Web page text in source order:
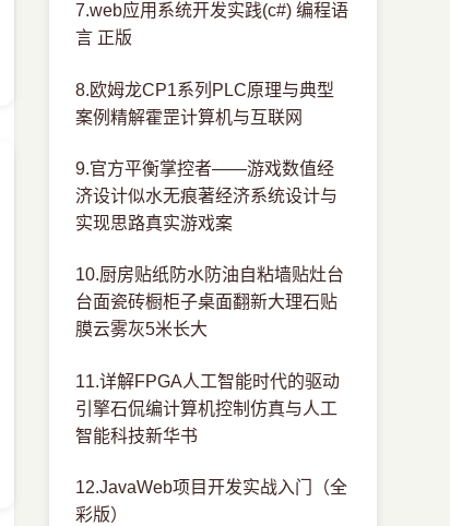
7.web应用系统开发实践(c#) 编程语
言 正版
8.欧姆龙CP1系列PLC原理与典型
案例精解霍罡计算机与互联网
9.官方平衡掌控者——游戏数值经
济设计似水无痕著经济系统设计与
实现思路真实游戏案
10.厨房贴纸防水防油自粘墙贴灶台
台面瓷砖橱柜子桌面翻新大理石贴
膜云雾灰5米长大
11.详解FPGA人工智能时代的驱动
引擎石侃编计算机控制仿真与人工
智能科技新华书
12.JavaWeb项目开发实战入门（全
彩版）